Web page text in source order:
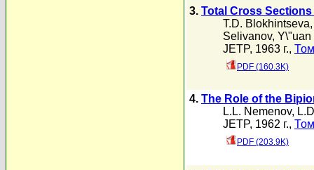
3. Total Cross
T.D. Blokhintseva
Selivanov, Y\"uan
JETP, 1963 г.,
PDF (160.3K)
4. The Role of the
L.L. Nemenov,
JETP, 1962 г.,
PDF (203.9K)